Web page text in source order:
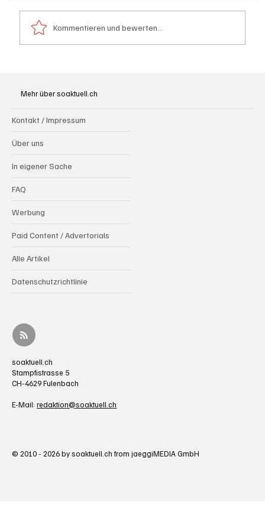
Kommentieren und bewerten...
Mehr über soaktuell.ch
Kontakt / Impressum
Über uns
In eigener Sache
FAQ
Werbung
Paid Content / Advertorials
Alle Artikel
Datenschutzrichtlinie
soaktuell.ch
Stampfistrasse 5
CH-4629 Fulenbach
E-Mail: redaktion@soaktuell.ch
© 2010 - 2026 by soaktuell.ch from jaeggiMEDIA GmbH